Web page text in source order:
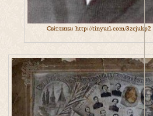
Світлина: http://tinyurl.com/3zcjukp2